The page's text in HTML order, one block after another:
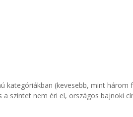
(kevesebb, mint
szintet nem éri el, országos bajnoki